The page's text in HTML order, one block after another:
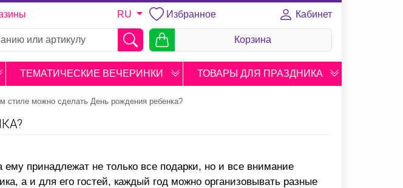
RU Избранное
Кабинет
Корзина
ТЕМАТИЧЕСКИЕ ВЕЧЕРИНКИ ТОВАРЫ ДЛЯ ПРАЗДНИКА
стиле можно сделать День рождения ребенка?
принадлежат не только все подарки, но и все внимание
а и для его гостей, каждый год можно организовывать разные